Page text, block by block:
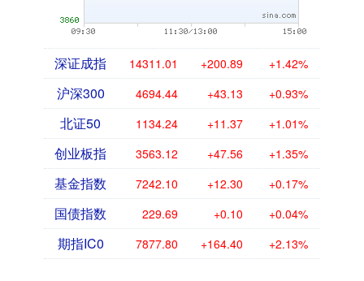
深证成指 14311.01 +200.89 +1.42%
沪深300 4694.44 +43.13 +0.93%
北证50 1134.24 +11.37 +1.01%
创业板指 3563.12 +47.56 +1.35%
基金指数 7242.10 +12.30 +0.17%
国债指数 229.69 +0.10 +0.04%
期指IC0 7877.80 +164.40 +2.13%